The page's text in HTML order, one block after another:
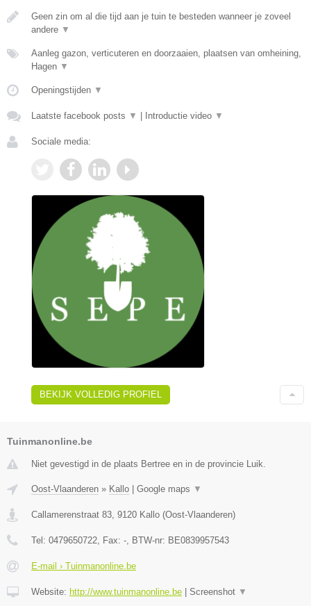
Geen zin om al die tijd aan je tuin te besteden wanneer je zoveel
andere ▼
Aanleg gazon, verticuteren en doorzaaien, plaatsen van omheining,
Hagen ▼
Openingstijden ▼
Laatste facebook posts ▼ Introductie video ▼
Sociale media:
BEKIJK VOLLEDIG PROFIEL
Tuinmanonline.be
Niet gevestigd in de plaats Bertree en in de provincie Luik.
Oost-Vlaanderen » Kallo Google maps ▼
Callamerenstraat 83 9120 Kallo (Oost-Vlaanderen)
Tel: 0479650722 , Fax: - , BTW-nr: BE0839957543
E-mail › Tuinmanonline.be
Website: http://www.tuinmanonline.be Screenshot ▼